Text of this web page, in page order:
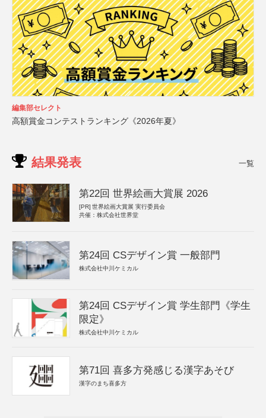
編集部セレクト
高額賞金コンテストランキング《2026年夏》
結果発表 一覧
第22回 世界絵画大賞展 2026
[PR] 世界絵画大賞展 実行委員会
共催：株式会社世界堂
第24回 CSデザイン賞 一般部門
株式会社中川ケミカル
第24回 CSデザイン賞 学生部門《学生
限定》
株式会社中川ケミカル
第71回 喜多方発感じる漢字あそび
漢字のまち喜多方